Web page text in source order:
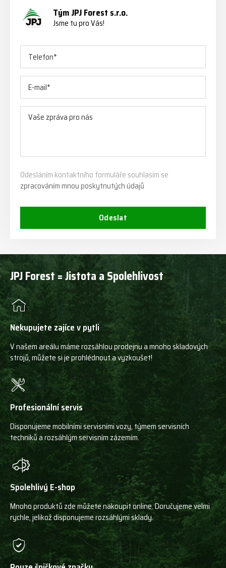
Tým JPJ Forest s.r.o.
Jsme tu pro Vás!
Odesláním kontaktního formuláře souhlasím se
zpracováním mnou poskytnutých údajů
Odeslat
JPJ Forest = Jistota a Spolehlivost
Nekupujete zajíce v pytli
V našem areálu máme rozsáhlou prodejnu a mnoho skladových
strojů, můžete si je prohlédnout a vyzkoušet!
Profesionální servis
Disponujeme mobilními servisními vozy, týmem servisních
techniků a rozsáhlým servisním zázemím.
Spolehlivý E-shop
Mnoho produktů zde můžete nakoupit online. Doručujeme velmi
rychle, jelikož disponujeme rozsáhlými sklady.